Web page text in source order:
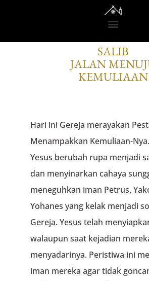
RENUNGAN DARI
SALIB
JALAN
KEMULIAAN
Hari ini Gereja merayakan
Menampakkan Kemuliaan-
Yesus berubah rupa menjadi
dan menyinarkan cahaya
meneguhkan iman Petrus,
Yohanes yang kelak menjadi
Gereja. Yesus telah
walaupun saat kejadian
menyadarinya. Peristiwa ini
iman mereka agar tidak